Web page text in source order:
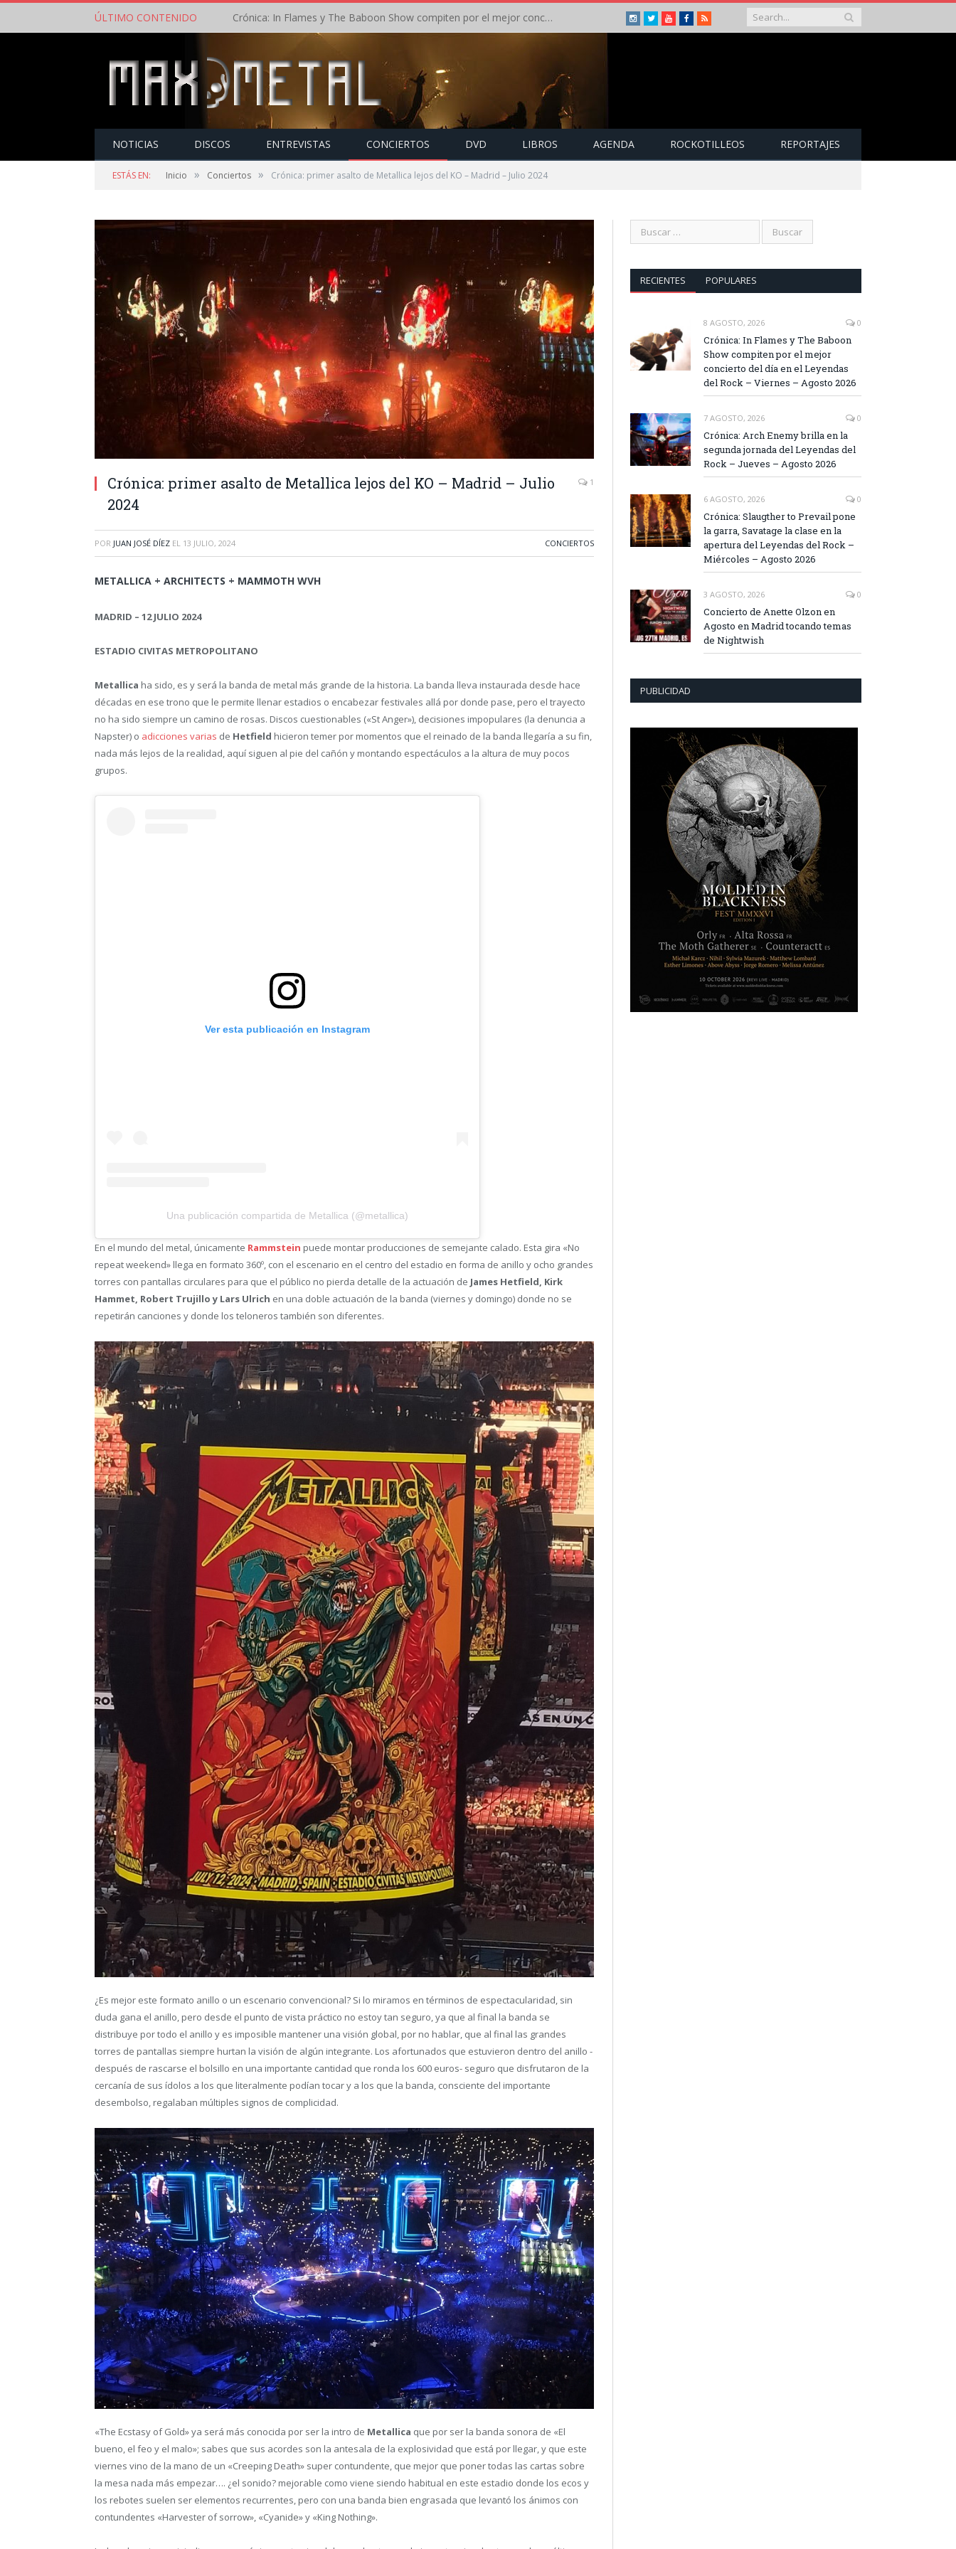
ÚLTIMO CONTENIDO Crónica: In Flames y The Baboon Show compiten por el mejor concierto del día en el Leyendas del Rock – Viernes – Agosto 2026 Instagram
TwitterYoutubeFacebook
RSS
NOTICIAS DISCOS ENTREVISTAS CONCIERTOS DVD LIBROS AGENDA ROCKOTILLEOS REPORTAJES
ESTÁS EN: Inicio » Conciertos » Crónica: primer asalto de Metallica lejos del KO – Madrid – Julio 2024
Crónica: primer asalto de Metallica lejos del KO – Madrid – Julio
2024
1
POR JUAN JOSÉ DÍEZ EL 13 JULIO, 2024 CONCIERTOS
METALLICA + ARCHITECTS + MAMMOTH WVH
MADRID – 12 JULIO 2024
ESTADIO CIVITAS METROPOLITANO
Metallica ha sido, es y será la banda de metal más grande de la historia. La banda lleva instaurada desde hace
décadas en ese trono que le permite llenar estadios o encabezar festivales allá por donde pase, pero el trayecto
no ha sido siempre un camino de rosas. Discos cuestionables («St Anger»), decisiones impopulares (la denuncia a
Napster) o adicciones varias de Hetfield hicieron temer por momentos que el reinado de la banda llegaría a su fin,
nada más lejos de la realidad, aquí siguen al pie del cañón y montando espectáculos a la altura de muy pocos
grupos.
Ver esta publicación en Instagram
Una publicación compartida de Metallica (@metallica)
En el mundo del metal, únicamente Rammstein puede montar producciones de semejante calado. Esta gira «No
repeat weekend» llega en formato 360º, con el escenario en el centro del estadio en forma de anillo y ocho grandes
torres con pantallas circulares para que el público no pierda detalle de la actuación de James Hetfield, Kirk
Hammet, Robert Trujillo y Lars Ulrich en una doble actuación de la banda (viernes y domingo) donde no se
repetirán canciones y donde los teloneros también son diferentes.
¿Es mejor este formato anillo o un escenario convencional? Si lo miramos en términos de espectacularidad, sin
duda gana el anillo, pero desde el punto de vista práctico no estoy tan seguro, ya que al final la banda se
distribuye por todo el anillo y es imposible mantener una visión global, por no hablar, que al final las grandes
torres de pantallas siempre hurtan la visión de algún integrante. Los afortunados que estuvieron dentro del anillo -
después de rascarse el bolsillo en una importante cantidad que ronda los 600 euros- seguro que disfrutaron de la
cercanía de sus ídolos a los que literalmente podían tocar y a los que la banda, consciente del importante
desembolso, regalaban múltiples signos de complicidad.
«The Ecstasy of Gold» ya será más conocida por ser la intro de Metallica que por ser la banda sonora de «El
bueno, el feo y el malo»; sabes que sus acordes son la antesala de la explosividad que está por llegar, y que este
viernes vino de la mano de un «Creeping Death» super contundente, que mejor que poner todas las cartas sobre
la mesa nada más empezar…. ¿el sonido? mejorable como viene siendo habitual en este estadio donde los ecos y
los rebotes suelen ser elementos recurrentes, pero con una banda bien engrasada que levantó los ánimos con
contundentes «Harvester of sorrow», «Cyanide» y «King Nothing».
RECIENTES POPULARES
8 AGOSTO, 2026 0
Crónica: In Flames y The Baboon
Show compiten por el mejor
concierto del día en el Leyendas
del Rock – Viernes – Agosto 2026
7 AGOSTO, 2026 0
Crónica: Arch Enemy brilla en la
segunda jornada del Leyendas del
Rock – Jueves – Agosto 2026
6 AGOSTO, 2026 0
Crónica: Slaugther to Prevail pone
la garra, Savatage la clase en la
apertura del Leyendas del Rock –
Miércoles – Agosto 2026
3 AGOSTO, 2026 0
Concierto de Anette Olzon en
Agosto en Madrid tocando temas
de Nightwish
PUBLICIDAD